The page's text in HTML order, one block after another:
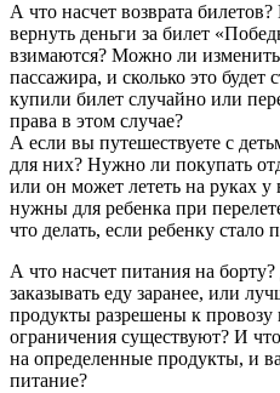
А что насчет возврата
вернуть деньги за билет
взимаются? Можно ли
пассажира, и сколько это будет
купили билет случайно или
права в этом случае?
А если вы путешествуете с
для них? Нужно ли покупать
или он может лететь на руках
нужны для ребенка при
что делать, если ребенку стало
А что насчет питания на
заказывать еду заранее, или
продукты разрешены к провозу
ограничения существуют? И
на определенные продукты, и
питание?